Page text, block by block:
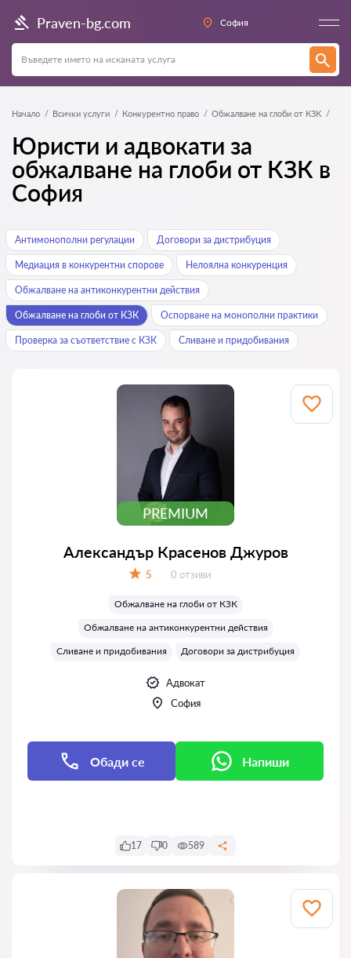
Praven-bg.com София
Начало Всички услуги Конкурентно право Обжалване на глоби от КЗК
Юристи и адвокати за
обжалване на глоби от КЗК в
София
Антимонополни регулации Договори за дистрибуция
Медиация в конкурентни спорове Нелоялна конкуренция
Обжалване на антиконкурентни действия
Обжалване на глоби от КЗК Оспорване на монополни практики
Проверка за съответствие с КЗК Сливане и придобивания
PREMIUM
Александър Красенов Джуров
5 Отзиви:
0 отзиви
Обжалване на глоби от КЗК
Обжалване на антиконкурентни действия
Сливане и придобивания
Договори за дистрибуция
Адвокат
София
Обади се Напиши
17 0 589